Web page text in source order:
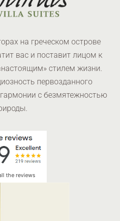
на греческом острове
вас и поставит лицом к
стилем жизни.
первозданного
с безмятежностью
the reviews